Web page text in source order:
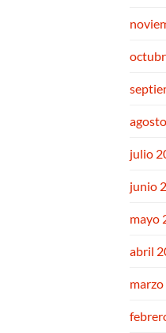
julio
junio
mayo
abril